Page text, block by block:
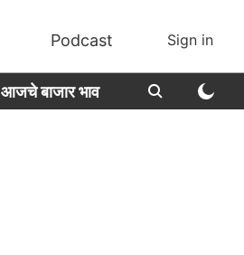
Podcast Sign in
आजचे बाजार भाव